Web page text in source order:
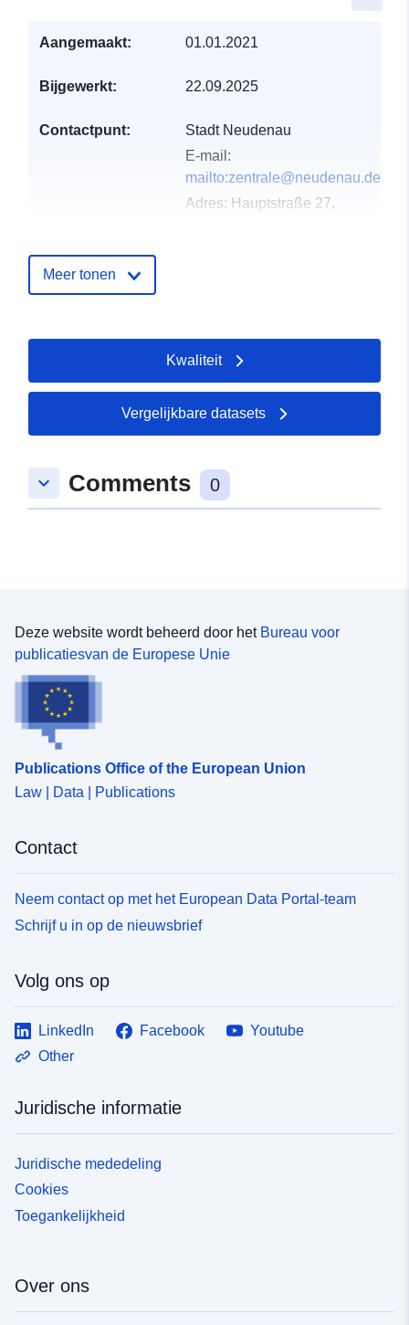
Aangemaakt: 01.01.2021
Bijgewerkt: 22.09.2025
Contactpunt:
Stadt Neudenau
E-mail:
mailto:zentrale@neudenau.de
Adres: Hauptstraße 27,
:
21 February 2026
Bijgewerkt op data.europa.eu:
August 2026
Ruimtelijk: Coördinaten: [ [ 9.2671489,
49.2957515 ], [ 9.2723392,
49.2933569 ], [ 9.2671489,
http://data.europa.eu/eli/reg/2009/
uriRef:
Meer tonen
Kwaliteit
Vergelijkbare datasets
keyboard_arrow_down Comments 0
Deze website wordt beheerd door het Bureau voor
publicatiesvan de Europese Unie
Publications Office of the European Union
Law | Data | Publications
Contact
Neem contact op met het European Data Portal-team
Schrijf u in op de nieuwsbrief
Volg ons op
LinkedIn Facebook
Youtube
Other
Juridische informatie
Juridische mededeling
Cookies
Toegankelijkheid
Over ons